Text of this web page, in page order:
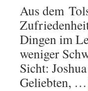
Aus dem
Dingen im
weniger
Sicht:
Geliebten, …